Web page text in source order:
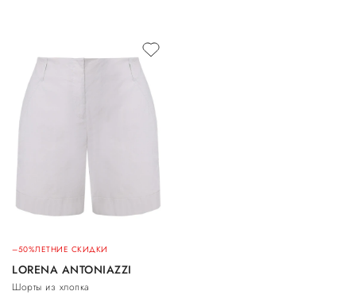
–50%ЛЕТНИЕ СКИДКИ
LORENA ANTONIAZZI
Шорты из хлопка